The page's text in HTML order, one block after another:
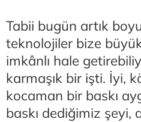
Tabii bugün artık
teknolojiler bize
imkânlı hale
karmaşık bir işti. İyi,
kocaman bir baskı
baskı dediğimiz